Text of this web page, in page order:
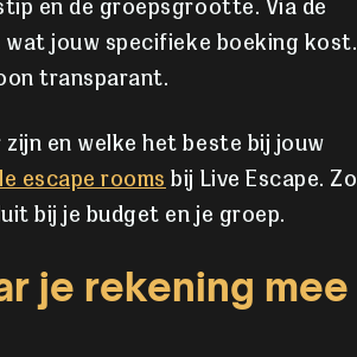
en de groepsgrootte. Via de
jouw specifieke boeking kost.
transparant.
en welke het beste bij jouw
escape rooms bij Live Escape. Zo
bij je budget en je groep.
je rekening mee